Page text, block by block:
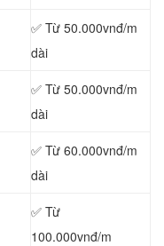
✅ Từ 50.000vnđ/m
dài
✅ Từ 50.000vnđ/m
dài
✅ Từ 60.000vnđ/m
dài
✅ Từ
100.000vnđ/m